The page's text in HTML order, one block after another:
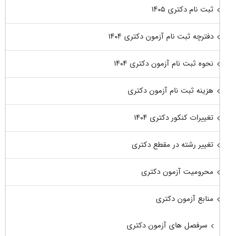
ثبت نام دکتری ۱۴۰۵
دفترچه ثبت نام آزمون دکتری ۱۴۰۴
نحوه ثبت نام آزمون دکتری ۱۴۰۴
هزینه ثبت نام آزمون دکتری
تغییرات کنکور دکتری ۱۴۰۴
تغییر رشته در مقطع دکتری
محرومیت آزمون دکتری
منابع آزمون دکتری
سرفصل های آزمون دکتری